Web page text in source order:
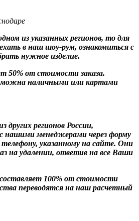
из указанных регионов, то для
в наш шоу-рум, ознакомиться с
нужное изделие.
50% от стоимости заказа.
наличными или картами
других регионов России,
нашими менеджерами через форму
указанному на сайте. Они
на удалении, ответив на все Ваши
100% от стоимости
переводятся на наш расчетный